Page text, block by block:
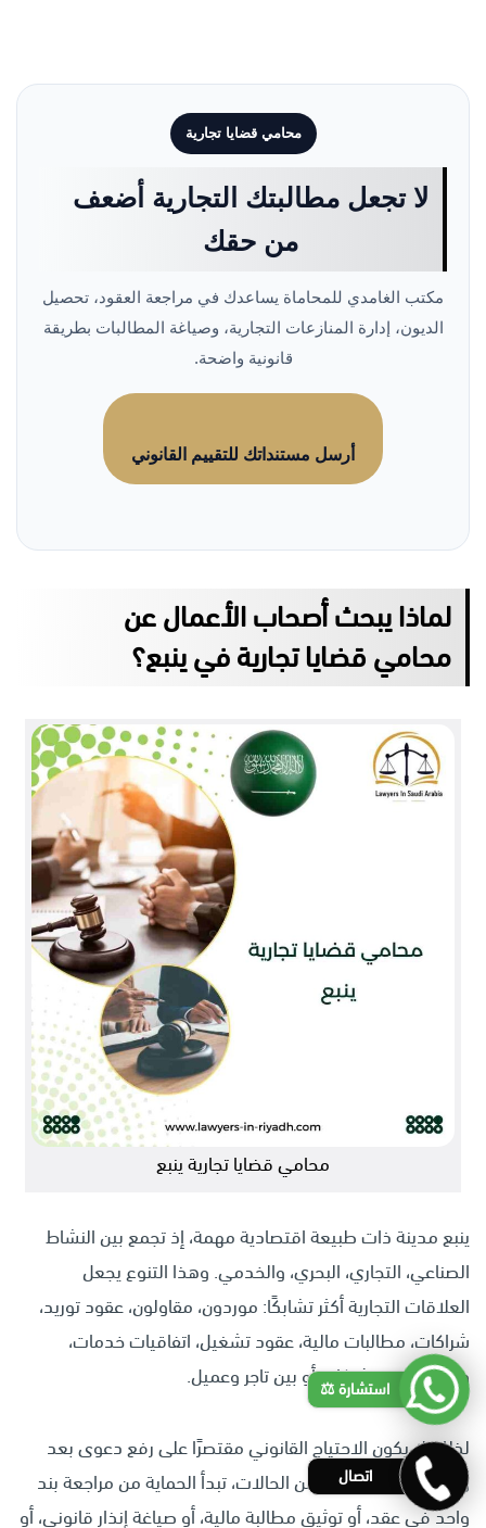
محامي قضايا تجارية
لا تجعل مطالبتك التجارية أضعف
من حقك
مكتب الغامدي للمحاماة يساعدك في مراجعة العقود، تحصيل
الديون، إدارة المنازعات التجارية، وصياغة المطالبات بطريقة
قانونية واضحة.
أرسل مستنداتك للتقييم القانوني
لماذا يبحث أصحاب الأعمال عن
محامي قضايا تجارية في ينبع؟
محامي قضايا تجارية ينبع
ينبع مدينة ذات طبيعة اقتصادية مهمة، إذ تجمع بين النشاط
الصناعي، التجاري، البحري، والخدمي. وهذا التنوع يجعل
العلاقات التجارية أكثر تشابكًا: موردون، مقاولون، عقود توريد،
شراكات، مطالبات مالية، عقود تشغيل، اتفاقيات خدمات،
ومنازعات بين شركات أو بين تاجر وعميل.
لذلك لا يكون الاحتياج القانوني مقتصرًا على رفع دعوى بعد
وقوع الضرر. في كثير من الحالات، تبدأ الحماية من مراجعة بند
واحد في عقد، أو توثيق مطالبة مالية، أو صياغة إنذار قانوني، أو
اتصال
استشارة ⚖️